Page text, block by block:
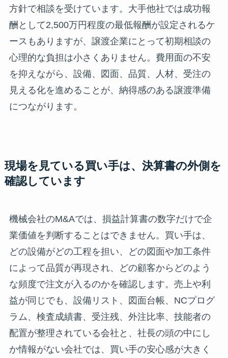
方針で相談を受けています。大手他社では成功報
酬として2,500万円程度の最低報酬が設定されるケ
ースもありますが、譲渡企業にとって初期相談の
心理的な負担は小さくありません。費用面の不安
を抑えながら、設備、図面、品質、人材、受注の
見える化を進めることが、納得感のある譲渡準備
につながります。
現場を見ている買い手は、決算書の外側を
確認しています
機械会社のM&Aでは、損益計算書の数字だけで企
業価値を判断することはできません。買い手は、
どの設備がどの工程を担い、どの図面や加工条件
によって品質が再現され、どの顧客からどのよう
な頻度で注文が入るのかを確認します。売上や利
益が同じでも、設備リスト、図面台帳、NCプログ
ラム、検査成績書、受注残、外注比率、技能者の
配置が整理されている会社と、社長の頭の中にし
か情報がない会社では、買い手の安心感が大きく